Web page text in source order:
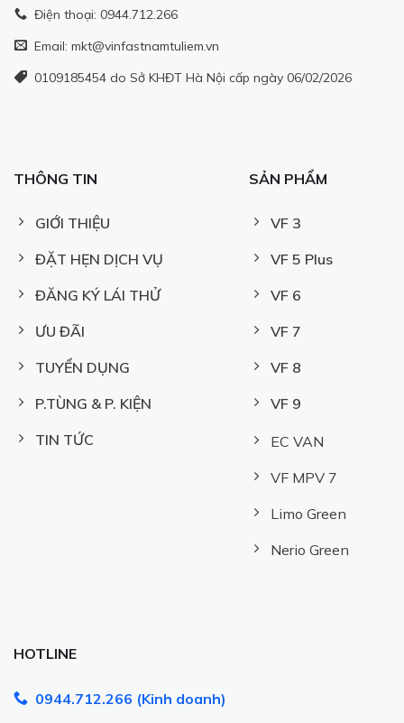
Điện thoại: 0944.712.266
Email: mkt@vinfastnamtuliem.vn
0109185454 do Sở KHĐT Hà Nội cấp ngày 06/02/2026
THÔNG TIN
GIỚI THIỆU
ĐẶT HẸN DỊCH VỤ
ĐĂNG KÝ LÁI THỬ
ƯU ĐÃI
TUYỂN DỤNG
P.TÙNG & P. KIỆN
TIN TỨC
SẢN PHẨM
VF 3
VF 5 Plus
VF 6
VF 7
VF 8
VF 9
EC VAN
VF MPV 7
Limo Green
Nerio Green
HOTLINE
0944.712.266 (Kinh doanh)